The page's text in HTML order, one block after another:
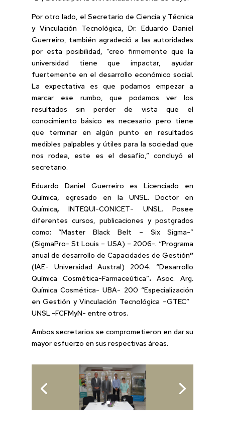
Por otro lado, el Secretario de Ciencia y Técnica
y Vinculación Tecnológica, Dr. Eduardo Daniel
Guerreiro, también agradeció a las autoridades
por esta posibilidad, “creo firmemente que la
universidad tiene que impactar, ayudar
fuertemente en el desarrollo económico social.
La expectativa es que podamos empezar a
marcar ese rumbo, que podamos ver los
resultados sin perder de vista que el
conocimiento básico es necesario pero tiene
que terminar en algún punto en resultados
medibles palpables y útiles para la sociedad que
nos rodea, este es el desafío,” concluyó el
secretario.
Eduardo Daniel Guerreiro es Licenciado en
Química, egresado en la UNSL. Doctor en
Química,INTEQUI-CONICET- UNSL. Posee
diferentes cursos, publicaciones y postgrados
como: “Master Black Belt – Six Sigma-”
(SigmaPro- St Louis – USA) – 2006-. “Programa
anual de desarrollo de Capacidades de Gestión”
(IAE- Universidad Austral) 2004. “Desarrollo
Química Cosmética-Farmaceútica”.Asoc. Arg.
Química Cosmética- UBA- 200 “Especialización
en Gestión y Vinculación Tecnológica –GTEC”
UNSL -FCFMyN- entre otros.
Ambos secretarios se comprometieron en dar su
mayor esfuerzo en sus respectivas áreas.